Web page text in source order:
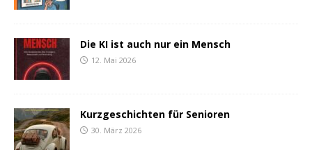
Die KI ist auch nur ein Mensch
12. Mai 2026
Kurzgeschichten für Senioren
30. März 2026